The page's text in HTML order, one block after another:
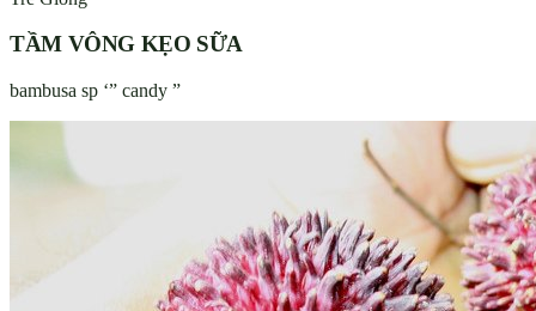
TẦM VÔNG KẸO SỮA
bambusa sp ‘” candy ”